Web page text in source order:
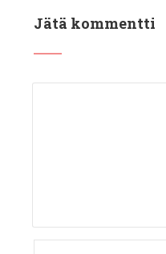
Jätä kommentti